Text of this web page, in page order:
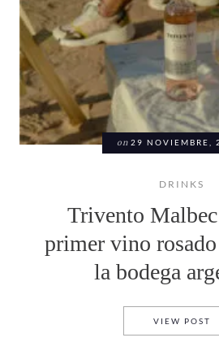
on 29 NOVIEMBRE,
DRINKS
Trivento
primer vino
la bodega
VIEW POST